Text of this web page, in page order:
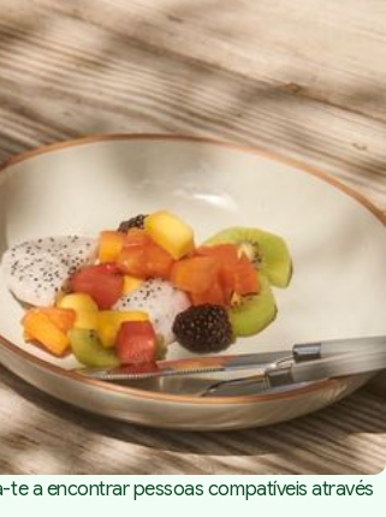
a encontrar pessoas compatíveis através